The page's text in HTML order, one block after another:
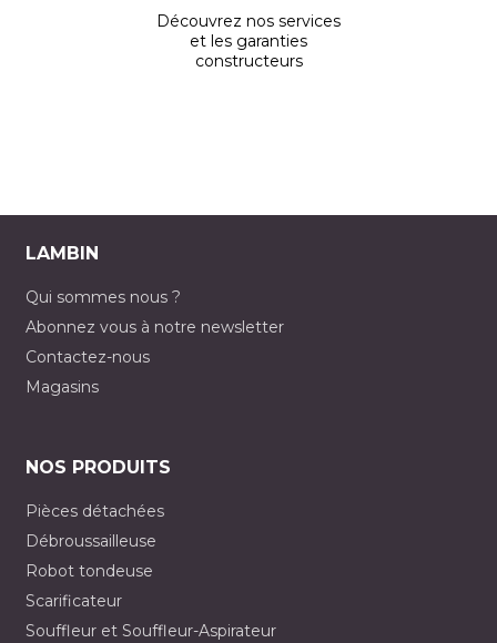
Découvrez nos services
et les garanties
constructeurs
LAMBIN
Qui sommes nous ?
Abonnez vous à notre newsletter
Contactez-nous
Magasins
NOS PRODUITS
Pièces détachées
Débroussailleuse
Robot tondeuse
Scarificateur
Souffleur et Souffleur-Aspirateur